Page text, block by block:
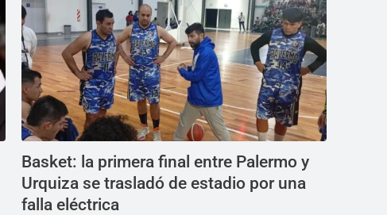
Basket: la primera final entre Palermo y
Urquiza se trasladó de estadio por una
falla eléctrica